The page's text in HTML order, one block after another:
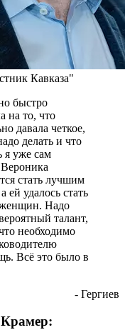
Кавказа"
быстро
на то, что
давала четкое,
делать и что
я уже сам
стать лучшим
удалось стать
Надо
талант,
необходимо
Всё это было в
- Гергиев